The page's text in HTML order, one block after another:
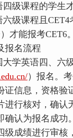
课程的学生才
课程且CET4
才能报考CET6。
名流程
学英语四、六
）报名。
证信息，资格验
进行核对，确认
确认为报名成功
级成绩进行审核